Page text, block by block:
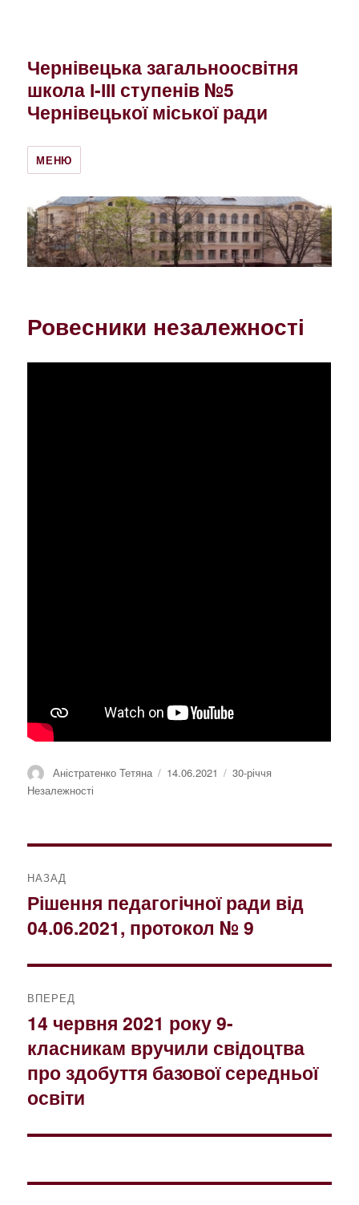
Чернівецька загальноосвітня
школа І-ІІІ ступенів №5
Чернівецької міської ради
МЕНЮ
Ровесники незалежності
Автор
Аністратенко Тетяна Оприлюднено
14.06.2021 Категорії
30-річчя
Незалежності
записів
НАЗАД
Попередній
запис:
Рішення педагогічної ради від
04.06.2021, протокол № 9
ВПЕРЕД
Наступний
запис:
14 червня 2021 року 9-
класникам вручили свідоцтва
про здобуття базової середньої
освіти